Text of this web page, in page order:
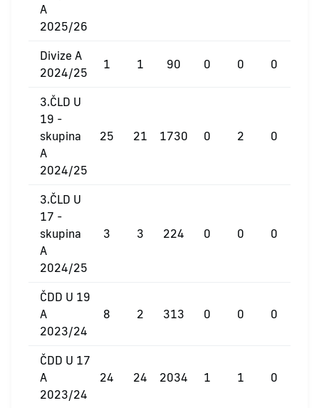
A
2025/26
Divize A
2024/25
1 1 90 0 0 0
3.ČLD U
19 -
skupina
A
2024/25
25 21 1730 0 2 0
3.ČLD U
17 -
skupina
A
2024/25
3 3 224 0 0 0
ČDD U 19
A
2023/24
8 2 313 0 0 0
ČDD U 17
A
2023/24
24 24 2034 1 1 0